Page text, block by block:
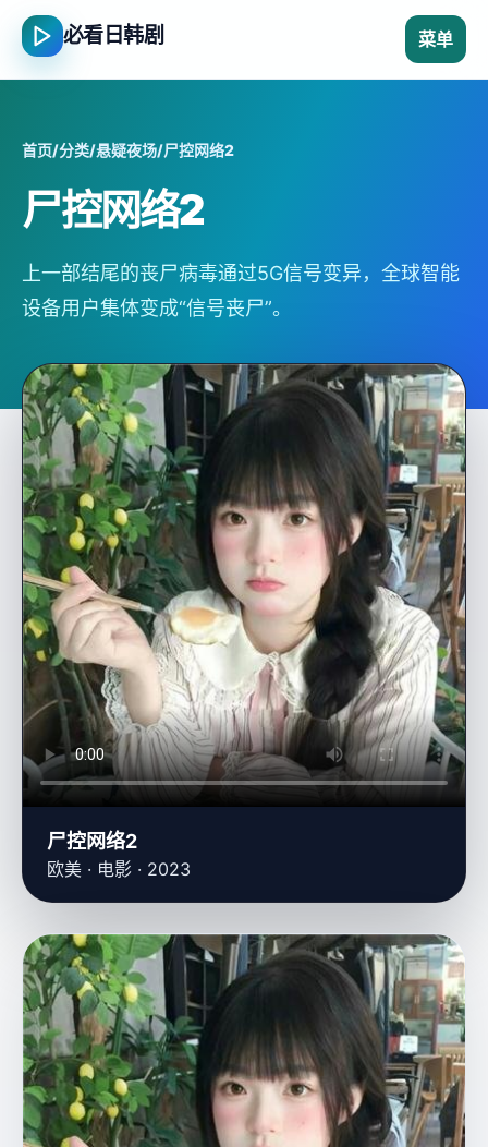
必看日韩剧 菜单
首页/分类/悬疑夜场/尸控网络2
尸控网络2
上一部结尾的丧尸病毒通过5G信号变异，全球智能
设备用户集体变成“信号丧尸”。
尸控网络2
欧美 · 电影 · 2023